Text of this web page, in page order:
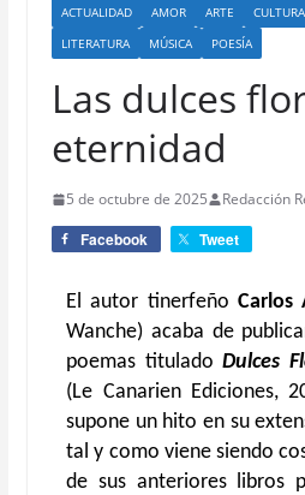
ACTUALIDAD AMOR ARTE CULTURA
LITERATURA
MÚSICA POESÍA
Las dulces
eternidad
5 de octubre de 2025 Redacción
Facebook Tweet
El autor tinerfeño Carlos
Wanche) acaba de
poemas tituladoDulces
(Le Canarien Ediciones,
supone un hito en su
tal y como viene siendo
de sus anteriores libros